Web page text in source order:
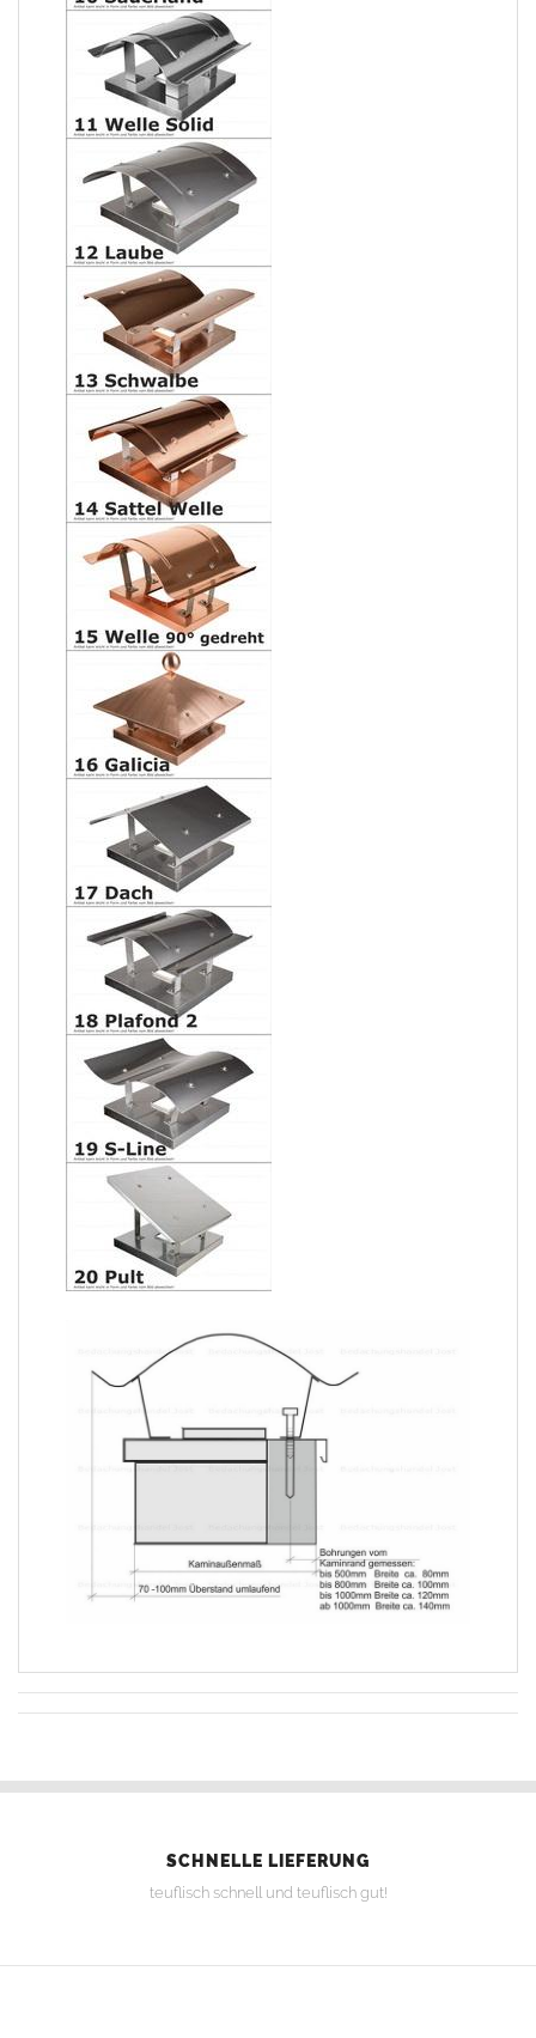
SCHNELLE LIEFERUNG
teuflisch schnell und teuflisch gut!